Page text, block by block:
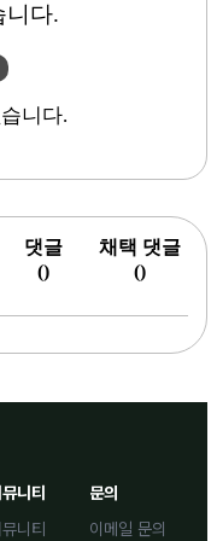
니다.
니다.
댓글
()
채택 댓글
()
니티
니티
문의
이메일 문의